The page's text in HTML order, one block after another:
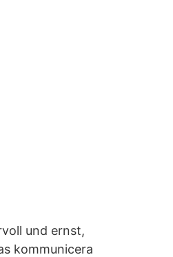
und ernst,
kommunicera